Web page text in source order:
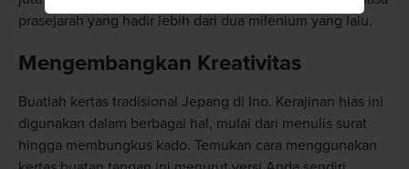
prasejarah yang hadir lebih dari dua milenium yang lalu.
Mengembangkan Kreativitas
Buatlah kertas tradisional Jepang di Ino. Kerajinan hias ini
digunakan dalam berbagai hal, mulai dari menulis surat
hingga membungkus kado. Temukan cara menggunakan